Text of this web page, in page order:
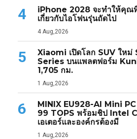
4
iPhone 2028 จะทำให้คุณ
เกี่ยวกับไอโฟนรุ่นถัดไป
4 Aug,2026
5
Xiaomi เปิดโลก SUV ให
Series บนแพลตฟอร์ม
1,705 กม.
1 Aug,2026
6
MINIX EU928-AI Mini
99 TOPS พร้อมชิป Intel
เอเตอร์และองค์กรต้องมี
1 Aug,2026